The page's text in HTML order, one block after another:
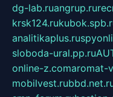
dg-lab.ruangrup.ru
krsk124.ru
analitikaplus.ru
sloboda-ural.pp.ru
online-z.comaromat-
mobilvest.ru